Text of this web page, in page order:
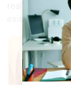
realizados.
existencia de